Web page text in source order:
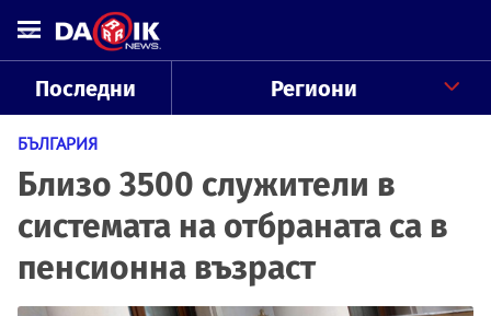
Последни Региони
БЪЛГАРИЯ
Близо 3500 служители в
системата на отбраната са в
пенсионна възраст